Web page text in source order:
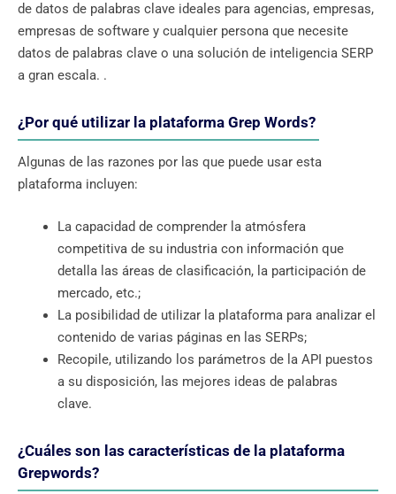
de datos de palabras clave ideales para agencias, empresas,
empresas de software y cualquier persona que necesite
datos de palabras clave o una solución de inteligencia SERP
a gran escala. .
¿Por qué utilizar la plataforma Grep Words?
Algunas de las razones por las que puede usar esta
plataforma incluyen:
La capacidad de comprender la atmósfera
competitiva de su industria con información que
detalla las áreas de clasificación, la participación de
mercado, etc.;
La posibilidad de utilizar la plataforma para analizar el
contenido de varias páginas en las SERPs;
Recopile, utilizando los parámetros de la API puestos
a su disposición, las mejores ideas de palabras
clave.
¿Cuáles son las características de la plataforma
Grepwords?